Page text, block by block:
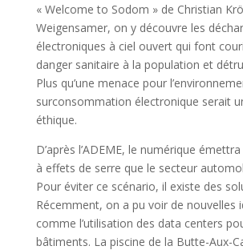
« Welcome to Sodom » de Christian
Weigensamer, on y découvre les
électroniques à ciel ouvert qui font
danger sanitaire à la population et
Plus qu’une menace pour
surconsommation électronique serait
éthique.
D’après l’ADEME, le numérique
à effets de serre que le secteur
Pour éviter ce scénario, il existe des
Récemment, on a pu voir de nouvelles
comme l’utilisation des data centers
bâtiments. La piscine de la Butte-Aux-